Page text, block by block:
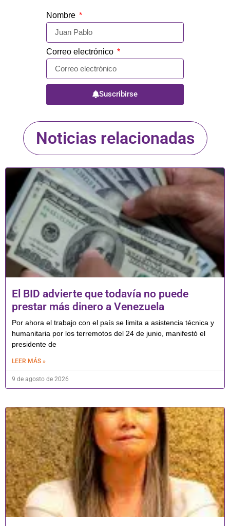
Nombre
Correo electrónico
Suscribirse
Noticias relacionadas
El BID advierte que todavía no puede
prestar más dinero a Venezuela
Por ahora el trabajo con el país se limita a asistencia técnica y
humanitaria por los terremotos del 24 de junio, manifestó el
presidente de
LEER MÁS »
9 de agosto de 2026